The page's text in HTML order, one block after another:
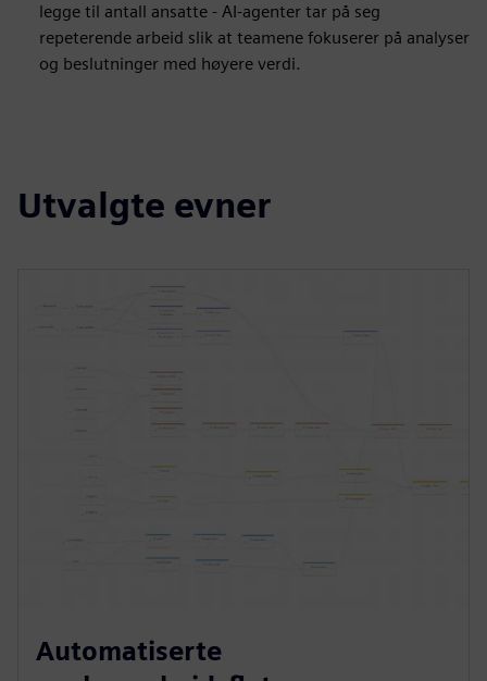
legge til antall ansatte - AI-agenter tar på seg
repeterende arbeid slik at teamene fokuserer på analyser
og beslutninger med høyere verdi.
Utvalgte evner
Automatiserte